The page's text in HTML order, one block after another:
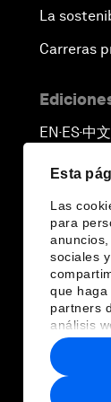
Esta
Las
para
sociales
que haga
partners
análisis
haya
hecho de
La
Carreras
EN ▪ ES▪中文